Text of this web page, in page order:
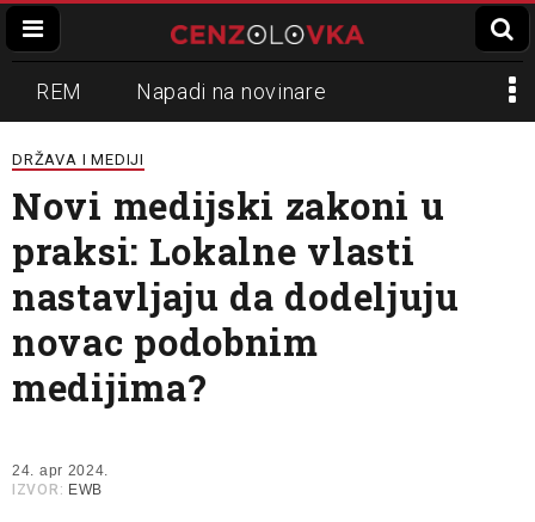
REM Napadi na novinare
Zvučni top
Propaganda Lokalni mediji
Informer Slavko Ćuruvija
DRŽAVA I MEDIJI
Novi medijski zakoni u
praksi: Lokalne vlasti
nastavljaju da dodeljuju
novac podobnim
medijima?
24. apr 2024.
IZVOR: EWB